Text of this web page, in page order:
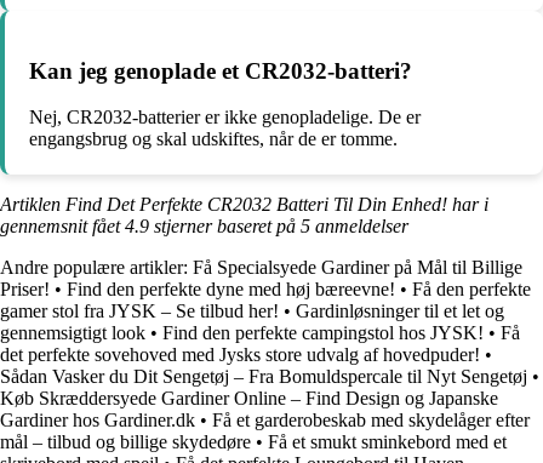
Kan jeg genoplade et CR2032-batteri?
Nej, CR2032-batterier er ikke genopladelige. De er
engangsbrug og skal udskiftes, når de er tomme.
Artiklen Find Det Perfekte CR2032 Batteri Til Din Enhed! har i
gennemsnit fået4.9 stjerner baseret på 5 anmeldelser
Andre populære artikler: Få Specialsyede Gardiner på Mål til Billige
Priser! • Find den perfekte dyne med høj bæreevne! • Få den perfekte
gamer stol fra JYSK – Se tilbud her! • Gardinløsninger til et let og
gennemsigtigt look • Find den perfekte campingstol hos JYSK! • Få
det perfekte sovehoved med Jysks store udvalg af hovedpuder! •
Sådan Vasker du Dit Sengetøj – Fra Bomuldspercale til Nyt Sengetøj •
Køb Skræddersyede Gardiner Online – Find Design og Japanske
Gardiner hos Gardiner.dk • Få et garderobeskab med skydelåger efter
mål – tilbud og billige skydedøre • Få et smukt sminkebord med et